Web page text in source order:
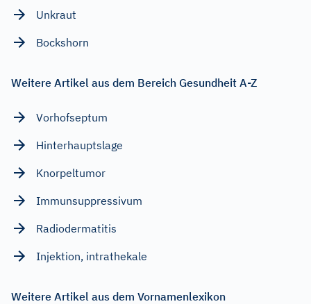
Unkraut
Bockshorn
Weitere Artikel aus dem Bereich Gesundheit A-Z
Vorhofseptum
Hinterhauptslage
Knorpeltumor
Immunsuppressivum
Radiodermatitis
Injektion, intrathekale
Weitere Artikel aus dem Vornamenlexikon